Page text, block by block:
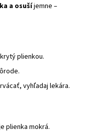
a osušíjemne –
plienkou.
vyhľadaj lekára.
plienka mokrá.